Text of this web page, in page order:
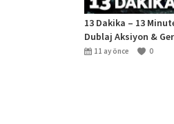
13 Dakika – 13
Dublaj Aksiyon &
11 ay önce 0